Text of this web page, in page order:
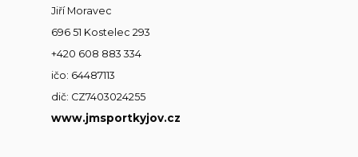
Jiří Moravec
696 51 Kostelec 293
+420 608 883 334
ičo: 64487113
dič: CZ7403024255
www.jmsportkyjov.cz